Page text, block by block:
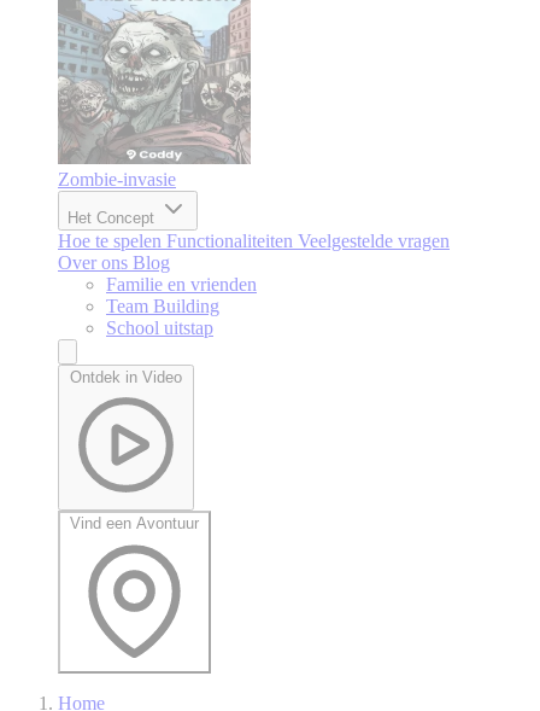
Zombie-invasie
Het Concept
Hoe te spelen Functionaliteiten Veelgestelde vragen
Over ons Blog
Familie en vrienden
Team Building
School uitstap
Ontdek in Video
Vind een Avontuur
Home